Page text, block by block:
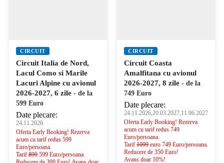
CIRCUIT
Circuit Italia de Nord,
Lacul Como si Marile
Lacuri Alpine cu avionul
2026-2027, 6 zile - de la
599 Euro
Date plecare:
24.11.2026
Oferta Early Booking! Rezerva
acum cu tarif redus 599
Euro/persoana.
Tarif 899 599 Euro/persoana.
CIRCUIT
Circuit Coasta
Amalfitana cu avionul
2026-2027, 8 zile - de la
749 Euro
Date plecare:
24.11.2026,20.03.2027,11.06.2027
Oferta Early Booking! Rezerva
acum cu tarif redus 749
Euro/persoana.
Tarif 1099 euro 749 Euro/persoana.
Reducere de 350 Euro!
Avans doar 10%!